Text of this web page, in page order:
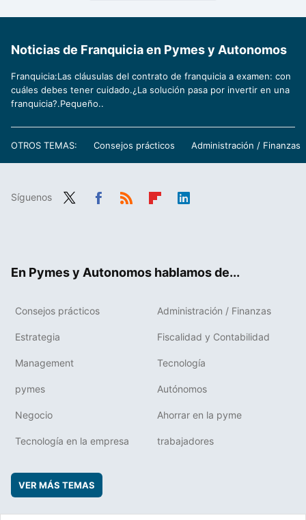
Noticias de Franquicia en Pymes y Autonomos
Franquicia:Las cláusulas del contrato de franquicia a examen: con
cuáles debes tener cuidado.¿La solución pasa por invertir en una
franquicia?.Pequeño..
OTROS TEMAS: Consejos prácticos Administración / Finanzas
Síguenos
En Pymes y Autonomos hablamos de...
Consejos prácticos Administración / Finanzas
Estrategia Fiscalidad y Contabilidad
Management Tecnología
pymes Autónomos
Negocio Ahorrar en la pyme
Tecnología en la empresa trabajadores
VER MÁS TEMAS